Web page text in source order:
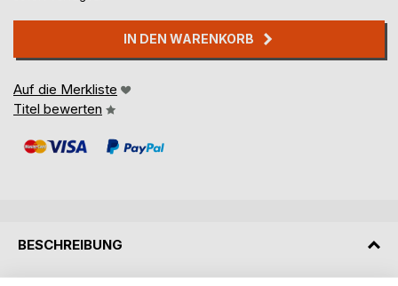
IN DEN WARENKORB
Auf die Merkliste
Titel bewerten
BESCHREIBUNG